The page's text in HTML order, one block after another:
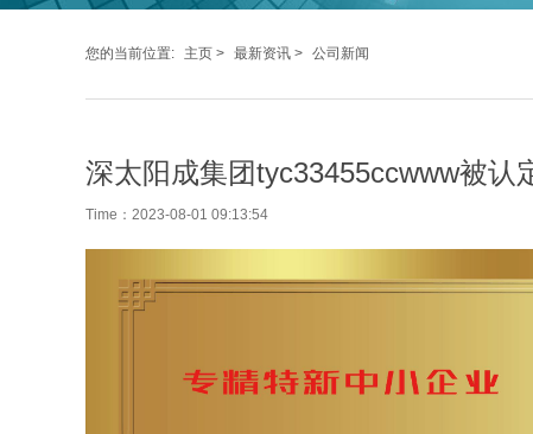
您的当前位置: 主页 > 最新资讯 > 公司新闻
深太阳成集团tyc33455ccwww被认
Time：2023-08-01 09:13:54